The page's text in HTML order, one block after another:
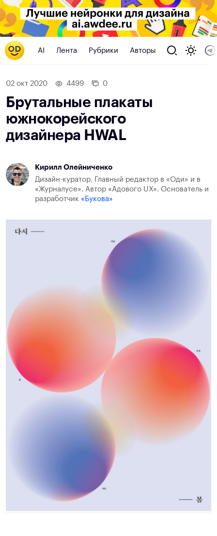
AI Лента Рубрики Авторы
02 окт 2020 4499 0
Брутальные плакаты
южнокорейского
дизайнера HWAL
Кирилл Олейниченко
Дизайн-куратор. Главный редактор в «Оди» и в
«Журналусе». Автор «Адового UX». Основатель и
разработчик «Букова»